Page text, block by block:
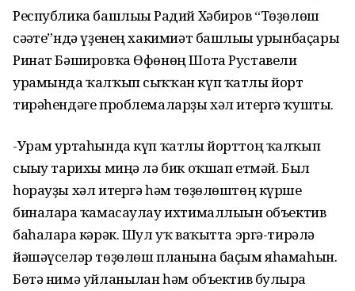
Республика башлығы Радий Хәбиров “Төҙөлөш
сәғәте”ндә үҙенең хакимиәт башлығы урынбаҫары
Ринат Бәшировҡа Өфөнөң Шота Руставели
урамында ҡалҡып сыҡҡан күп ҡатлы йорт
тирәһендәге проблемаларҙы хәл итергә ҡушты.
-Урам уртаһында күп ҡатлы йорттоң ҡалҡып
сығыу тарихы миңә лә бик оҡшап етмәй. Был
һорауҙы хәл итергә һәм төҙөлөштөң күрше
биналарға ҡамасаулау ихтималлығын объектив
баһаларға кәрәк. Шул уҡ ваҡытта эргә-тирәлә
йәшәүселәр төҙөлөш планына баҫым яһамаһын.
Бөтә нимә уйланылған һәм объектив булырға